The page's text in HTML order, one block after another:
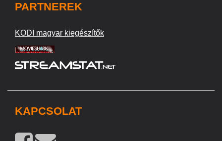
PARTNEREK
KODI magyar kiegészítők
KAPCSOLAT